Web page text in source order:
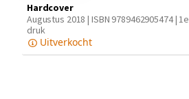
Hardcover
Augustus 2018 | ISBN 9789462905474 | 1e
druk
Uitverkocht